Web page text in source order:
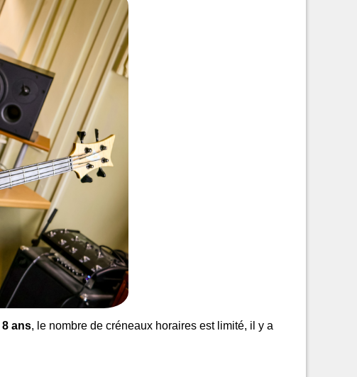
8 ans, le nombre de créneaux horaires est limité, il y a